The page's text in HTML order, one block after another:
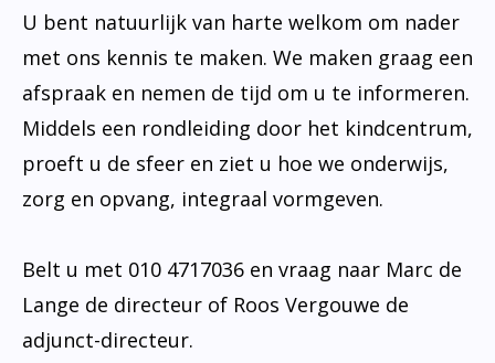
U bent natuurlijk van harte welkom om nader
met ons kennis te maken. We maken graag een
afspraak en nemen de tijd om u te informeren.
Middels een rondleiding door het kindcentrum,
proeft u de sfeer en ziet u hoe we onderwijs,
zorg en opvang, integraal vormgeven.
Belt u met 010 4717036 en vraag naar Marc de
Lange de directeur of Roos Vergouwe de
adjunct-directeur.